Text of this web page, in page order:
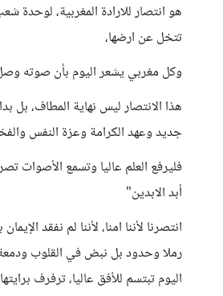
هو انتصار للارادة المغربية، لوحدة
تتخل عن ارضها،
وكل مغربي يشعر اليوم بأن صوته
هذا الانتصار ليس نهاية المطاف، بل
جديد وعهد الكرامة وعزة النفس
فليرفع العلم عاليا وتسمع الأصوات
أبد الابدين"
انتصرنا لأننا امنا، لأننا لم نفقد
رملا وحدود بل نبض في القلوب
اليوم تبتسم للأفق عاليا، ترفرف